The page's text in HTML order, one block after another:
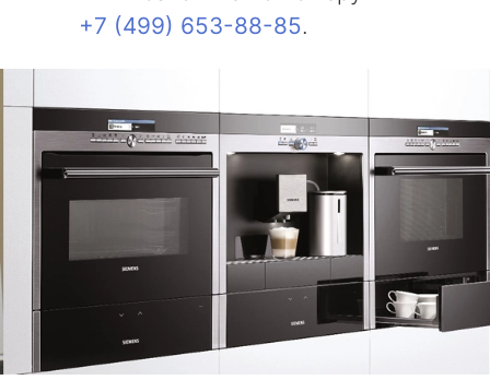
+7 (499) 653-88-85.